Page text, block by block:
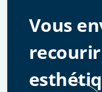
Vous
recourir